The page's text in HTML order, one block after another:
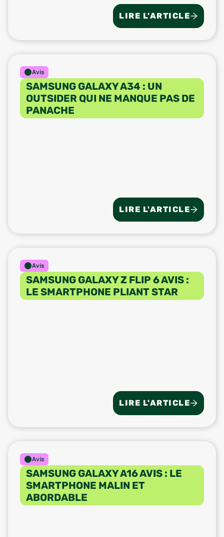
LIRE L'ARTICLE
Avis
SAMSUNG GALAXY A34 : UN
OUTSIDER QUI NE MANQUE PAS DE
PANACHE
LIRE L'ARTICLE
Avis
SAMSUNG GALAXY Z FLIP 6 AVIS :
LE SMARTPHONE PLIANT STAR
LIRE L'ARTICLE
Avis
SAMSUNG GALAXY A16 AVIS : LE
SMARTPHONE MALIN ET
ABORDABLE